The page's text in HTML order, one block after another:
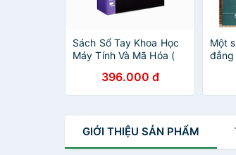
Sách Sổ Tay Khoa Học
Máy Tính Và Mã Hóa (
) - Tổng Hợp Kiến Thức
Khoa Học Máy Tính Và
396.000 đ
Một
GIỚI THIỆU SẢN PHẨM